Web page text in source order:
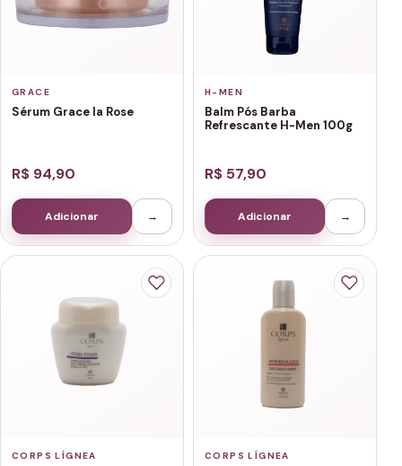
GRACE
Sérum Grace la Rose
R$ 94,90
Adicionar →
H-MEN
Balm Pós Barba
Refrescante H-Men 100g
R$ 57,90
Adicionar →
CORPS LÍGNEA CORPS LÍGNEA